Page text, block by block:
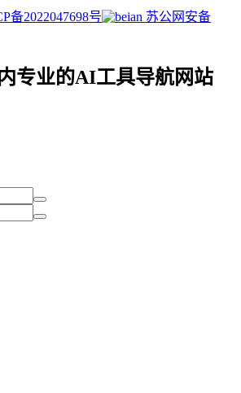
备2022047698号
苏公网安备
专业的AI工具导航网站